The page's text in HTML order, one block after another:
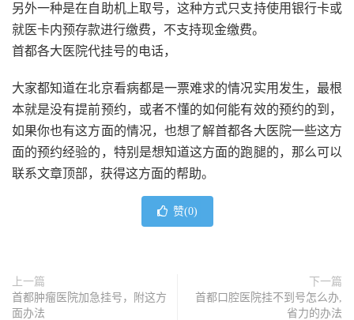
另外一种是在自助机上取号，这种方式只支持使用银行卡或
就医卡内预存款进行缴费，不支持现金缴费。
首都各大医院代挂号的电话，
大家都知道在北京看病都是一票难求的情况实用发生，最根
本就是没有提前预约，或者不懂的如何能有效的预约的到，
如果你也有这方面的情况，也想了解首都各大医院一些这方
面的预约经验的，特别是想知道这方面的跑腿的，那么可以
联系文章顶部，获得这方面的帮助。
赞(0)
上一篇
首都肿瘤医院加急挂号，附这方
面办法
下一篇
首都口腔医院挂不到号怎么办,
省力的办法